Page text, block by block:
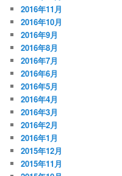
2016年11月
2016年10月
2016年9月
2016年8月
2016年7月
2016年6月
2016年5月
2016年4月
2016年3月
2016年2月
2016年1月
2015年12月
2015年11月